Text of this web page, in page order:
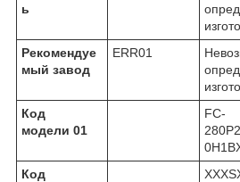
ь
Рекомендуе
мый завод
ERR01
Код
модели 01
FC-
Код